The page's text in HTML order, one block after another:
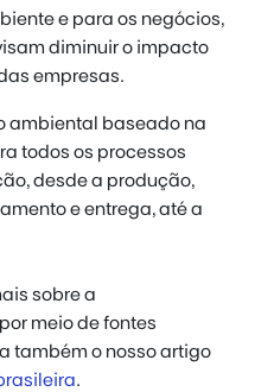
e para os negócios,
diminuir o impacto
empresas.
ambiental baseado na
todos os processos
desde a produção,
e entrega, até a
sobre a
meio de fontes
também o nosso artigo
.